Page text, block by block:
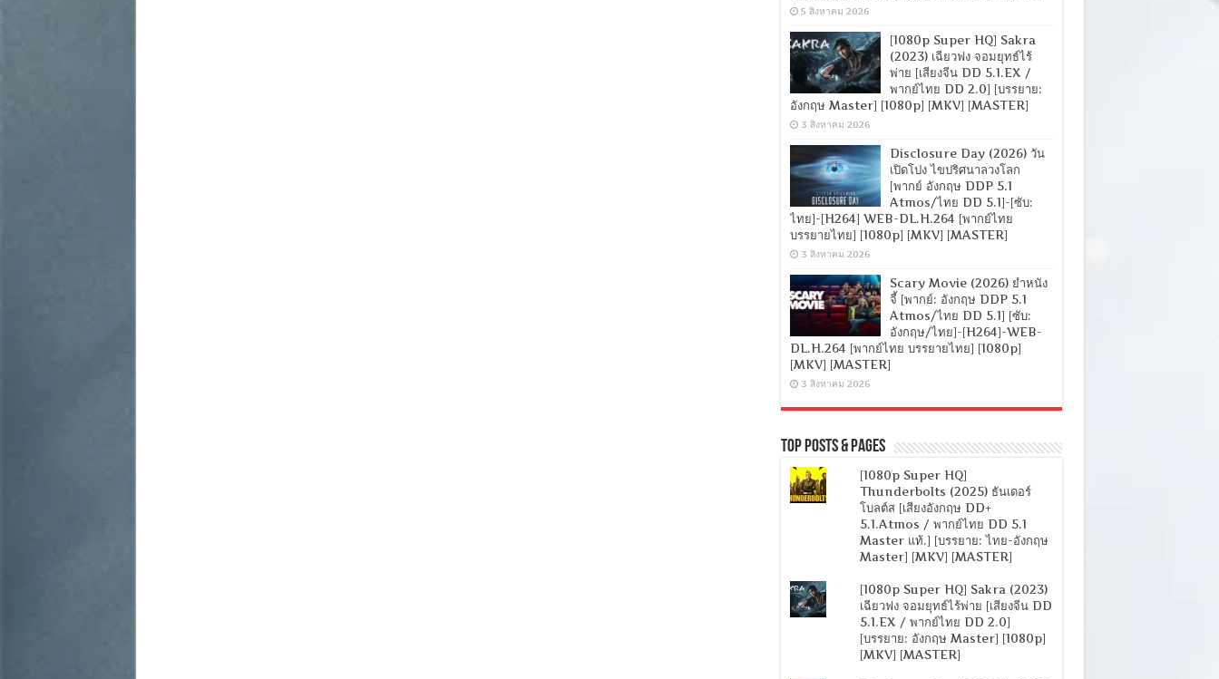
5 สิงหาคม 2026
[1080p Super HQ] Sakra
(2023) เฉียวฟง จอมยุทธ์ไร้
พ่าย [เสียงจีน DD 5.1.EX /
พากย์ไทย DD 2.0] [บรรยาย:
อังกฤษ Master] [1080p] [MKV] [MASTER]
3 สิงหาคม 2026
Disclosure Day (2026) วัน
เปิดโปง ไขปริศนาลวงโลก
[พากย์ อังกฤษ DDP 5.1
Atmos/ไทย DD 5.1]-[ซับ:
ไทย]-[H264] WEB-DL.H.264 [พากย์ไทย
บรรยายไทย] [1080p] [MKV] [MASTER]
3 สิงหาคม 2026
Scary Movie (2026) ยำหนัง
จี้ [พากย์: อังกฤษ DDP 5.1
Atmos/ไทย DD 5.1] [ซับ:
อังกฤษ/ไทย]-[H264]-WEB-
DL.H.264 [พากย์ไทย บรรยายไทย] [1080p]
[MKV] [MASTER]
3 สิงหาคม 2026
Top Posts & Pages
[1080p Super HQ]
Thunderbolts (2025) ธันเดอร์
โบลต์ส [เสียงอังกฤษ DD+
5.1.Atmos / พากย์ไทย DD 5.1
Master แท้.] [บรรยาย: ไทย-อังกฤษ
Master] [MKV] [MASTER]
[1080p Super HQ] Sakra (2023)
เฉียวฟง จอมยุทธ์ไร้พ่าย [เสียงจีน DD
5.1.EX / พากย์ไทย DD 2.0]
[บรรยาย: อังกฤษ Master] [1080p]
[MKV] [MASTER]